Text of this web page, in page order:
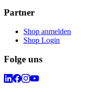
Partner
Shop anmelden
Shop Login
Folge uns